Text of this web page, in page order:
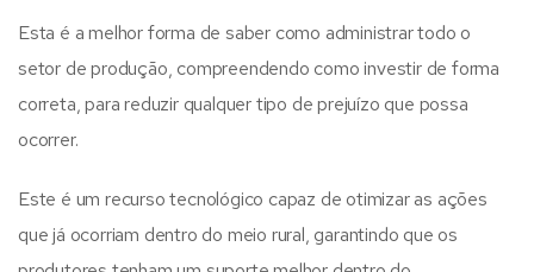
Esta é a melhor forma de saber como administrar todo o
setor de produção, compreendendo como investir de forma
correta, para reduzir qualquer tipo de prejuízo que possa
ocorrer.
Este é um recurso tecnológico capaz de otimizar as ações
que já ocorriam dentro do meio rural, garantindo que os